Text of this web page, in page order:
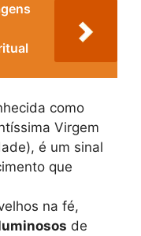
como
Virgem
é um sinal
que
na fé,
de